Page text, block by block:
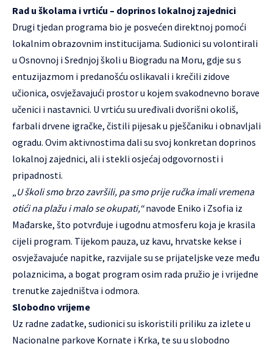
Rad u školama i vrtiću – doprinos lokalnoj zajednici
Drugi tjedan programa bio je posvećen direktnoj pomoći
lokalnim obrazovnim institucijama. Sudionici su volontirali
u Osnovnoj i Srednjoj školi u Biogradu na Moru, gdje su s
entuzijazmom i predanošću oslikavali i krečili zidove
učionica, osvježavajući prostor u kojem svakodnevno borave
učenici i nastavnici. U vrtiću su uređivali dvorišni okoliš,
farbali drvene igračke, čistili pijesak u pješčaniku i obnavljali
ogradu. Ovim aktivnostima dali su svoj konkretan doprinos
lokalnoj zajednici, ali i stekli osjećaj odgovornosti i
pripadnosti.
U školi smo brzo završili, pa smo prije ručka imali vremena
otići na plažu i malo se okupati,“navode Eniko i Zsofia iz
Mađarske, što potvrđuje i ugodnu atmosferu koja je krasila
cijeli program. Tijekom pauza, uz kavu, hrvatske kekse i
osvježavajuće napitke, razvijale su se prijateljske veze među
polaznicima, a bogat program osim rada pružio je i vrijedne
trenutke zajedništva i odmora.
Slobodno vrijeme
Uz radne zadatke, sudionici su iskoristili priliku za izlete u
Nacionalne parkove Kornate i Krka, te su u slobodno